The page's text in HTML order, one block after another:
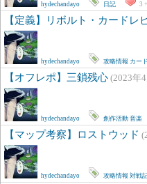
hydechandayo 日記 3
【定義】リボルト・カードレ
hydechandayo 攻略情報 カード
【オフレポ】三鎖残心 (2023年
hydechandayo 創作活動 音楽
【マップ考察】ロストウッド
hydechandayo 攻略情報 対戦